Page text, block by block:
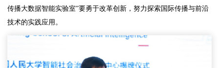
传播大数据智能实验室”要勇于改革创新，努力探索国际传播与前沿
技术的实践应用。